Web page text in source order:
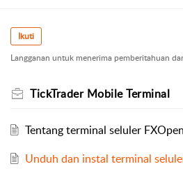
Ikuti
Langganan untuk menerima pemberitahuan
TickTrader Mobile Terminal
Tentang terminal seluler
Unduh dan instal terminal